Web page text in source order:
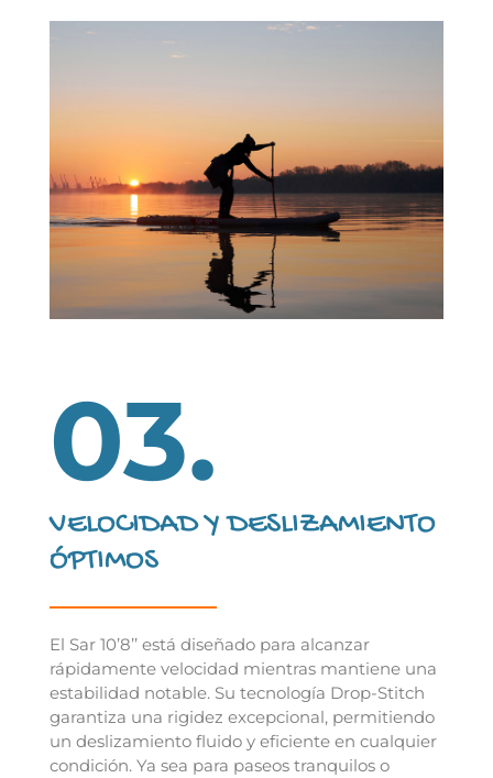
03.
VELOCIDAD Y DESLIZAMIENTO
ÓPTIMOS
El Sar 10’8’’ está diseñado para alcanzar
rápidamente velocidad mientras mantiene una
estabilidad notable. Su tecnología Drop-Stitch
garantiza una rigidez excepcional, permitiendo
un deslizamiento fluido y eficiente en cualquier
condición. Ya sea para paseos tranquilos o